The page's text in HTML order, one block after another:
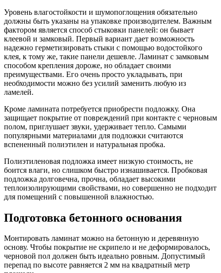
Уровень влагостойкости и шумопоглощения обязательно
должны быть указаны на упаковке производителем. Важным
фактором является способ стыковки панелей: он бывает
клеевой и замковый. Первый вариант дает возможность
надежно герметизировать стыки с помощью водостойкого
клея, к тому же, такие панели дешевле. Ламинат с замковым
способом крепления дороже, но обладает своими
преимуществами. Его очень просто укладывать, при
необходимости можно без усилий заменить любую из
ламелей.
Кроме ламината потребуется приобрести подложку. Она
защищает покрытие от повреждений при контакте с черновым
полом, приглушает звуки, удерживает тепло. Самыми
популярными материалами для подложки считаются
вспененный полиэтилен и натуральная пробка.
Полиэтиленовая подложка имеет низкую стоимость, не
боится влаги, но слишком быстро изнашивается. Пробковая
подложка долговечна, прочна, обладает высокими
теплоизолирующими свойствами, но совершенно не подходит
для помещений с повышенной влажностью.
Подготовка бетонного основания
Монтировать ламинат можно на бетонную и деревянную
основу. Чтобы покрытие не скрипело и не деформировалось,
черновой пол должен быть идеально ровным. Допустимый
перепад по высоте равняется 2 мм на квадратный метр